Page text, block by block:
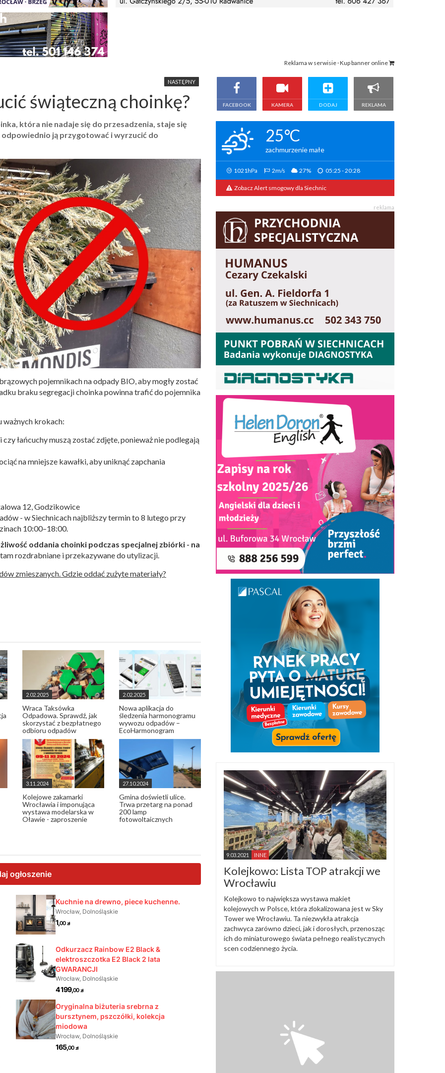
Reklama w serwisie · Kup banner online
NASTĘPNY
świąteczną choinkę?
która nie nadaje się do przesadzenia, staje się
ją przygotować i wyrzucić do
pojemnikach na odpady BIO, aby mogły zostać
braku segregacji choinka powinna trafić do pojemnika
ważnych krokach:
łańcuchy muszą zostać zdjęte, ponieważ nie podlegają
na mniejsze kawałki, aby uniknąć zapchania
12, Godzikowice
- w Siechnicach najbliższy termin to 8 lutego przy
10:00–18:00.
oddania choinki podczas specjalnej zbiórki - na
rozdrabniane i przekazywane do utylizacji.
zmieszanych. Gdzie oddać zużyte materiały?
2.02.2025
Wraca Taksówka
Odpadowa. Sprawdź, jak
skorzystać z bezpłatnego
odbioru odpadów
2.02.2025
Nowa aplikacja do
śledzenia harmonogramu
wywozu odpadów –
EcoHarmonogram
3.11.2024
Kolejowe zakamarki
Wrocławia i imponująca
wystawa modelarska w
Oławie - zaproszenie
27.10.2024
Gmina doświetli ulice.
Trwa przetarg na ponad
200 lamp
fotowoltaicznych
FACEBOOK KAMERA DODAJ REKLAMA
25°C
zachmurzenie małe
1021hPa 2m/s 27% 05:25 - 20:28
Zobacz Alert smogowy dla Siechnic
reklama
9.03.2021 INNE
Kolejkowo: Lista TOP atrakcji we
Wrocławiu
Kolejkowo to największa wystawa makiet
kolejowych w Polsce, która zlokalizowana jest w Sky
Tower we Wrocławiu. Ta niezwykła atrakcja
zachwyca zarówno dzieci, jak i dorosłych, przenosząc
ich do miniaturowego świata pełnego realistycznych
scen codziennego życia.